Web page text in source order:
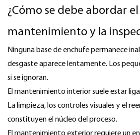
¿Cómo se debe abordar el
mantenimiento y la
Ninguna base de enchufe permanece
desgaste aparece lentamente. Los
si se ignoran.
El mantenimiento interior suele estar
La limpieza, los controles visuales y el
constituyen el núcleo del proceso.